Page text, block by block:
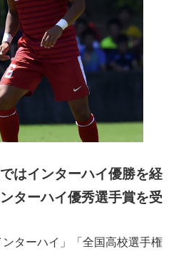
はインターハイ優勝を経
ターハイ優秀選手賞を受
ターハイ」「全国高校選手権